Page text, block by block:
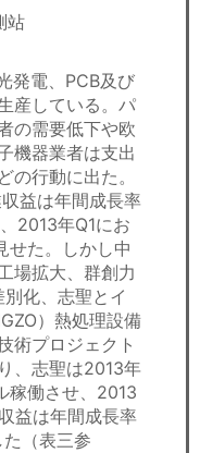
站
発電、PCB及び
産している。パ
の需要低下や欧
機器業者は支出
の行動に出た。
益は年間成長率
2013年Q1にお
せた。しかし中
場拡大、群創力
化、志聖とイ
）熱処理設備
術プロジェクト
、志聖は2013年
稼働させ、2013
益は年間成長率
（表三参